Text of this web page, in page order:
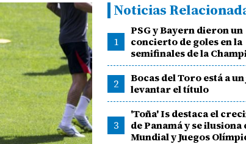
Noticias
1
PSG y Bayern dieron un
concierto de goles en la
semifinales de la
2
Bocas del Toro está a
levantar el título
3
'Toña' Is destaca el
de Panamá y se ilusiona
Mundial y Juegos